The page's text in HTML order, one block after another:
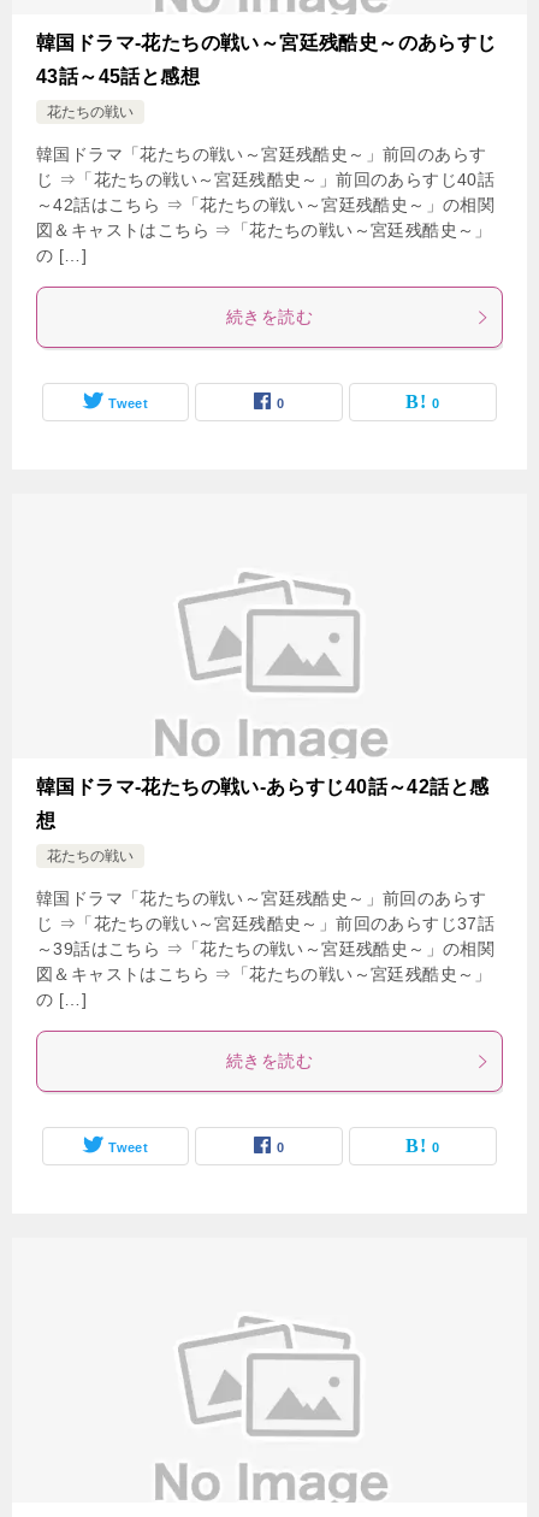
韓国ドラマ-花たちの戦い～宮廷残酷史～のあらすじ
43話～45話と感想
花たちの戦い
韓国ドラマ「花たちの戦い～宮廷残酷史～」前回のあらす
じ ⇒「花たちの戦い～宮廷残酷史～」前回のあらすじ40話
～42話はこちら ⇒「花たちの戦い～宮廷残酷史～」の相関
図＆キャストはこちら ⇒「花たちの戦い～宮廷残酷史～」
の […]
続きを読む
Tweet 0 0
韓国ドラマ-花たちの戦い-あらすじ40話～42話と感
想
花たちの戦い
韓国ドラマ「花たちの戦い～宮廷残酷史～」前回のあらす
じ ⇒「花たちの戦い～宮廷残酷史～」前回のあらすじ37話
～39話はこちら ⇒「花たちの戦い～宮廷残酷史～」の相関
図＆キャストはこちら ⇒「花たちの戦い～宮廷残酷史～」
の […]
続きを読む
Tweet 0 0